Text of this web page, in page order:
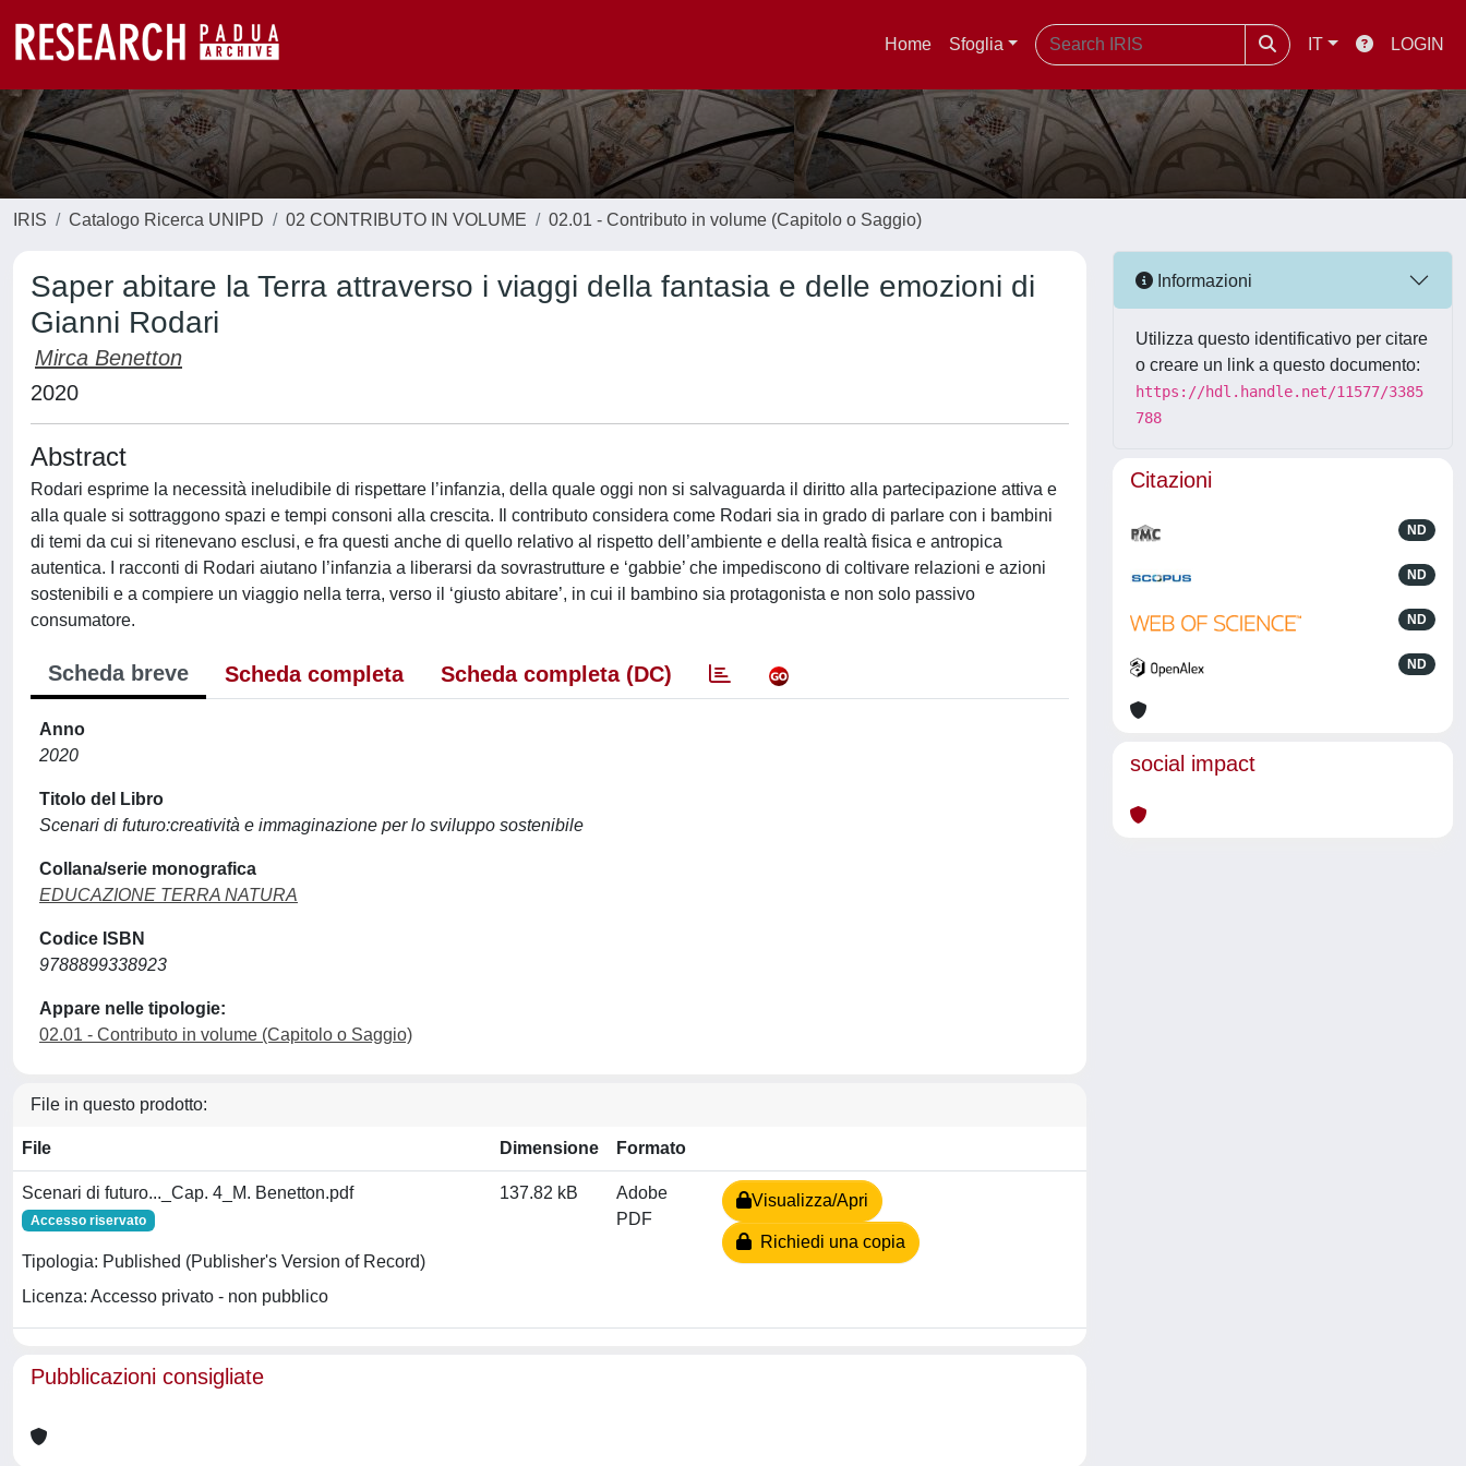
Home Sfoglia IT LOGIN
IRIS Catalogo Ricerca UNIPD 02 CONTRIBUTO IN VOLUME 02.01 - Contributo in volume (Capitolo o Saggio)
Saper abitare la Terra attraverso i viaggi della fantasia e delle emozioni di
Gianni Rodari
Mirca Benetton
2020
Abstract
Rodari esprime la necessità ineludibile di rispettare l’infanzia, della quale oggi non si salvaguarda il diritto alla partecipazione attiva e
alla quale si sottraggono spazi e tempi consoni alla crescita. Il contributo considera come Rodari sia in grado di parlare con i bambini
di temi da cui si ritenevano esclusi, e fra questi anche di quello relativo al rispetto dell’ambiente e della realtà fisica e antropica
autentica. I racconti di Rodari aiutano l’infanzia a liberarsi da sovrastrutture e ‘gabbie’ che impediscono di coltivare relazioni e azioni
sostenibili e a compiere un viaggio nella terra, verso il ‘giusto abitare’, in cui il bambino sia protagonista e non solo passivo
consumatore.
Scheda breve Scheda completa Scheda completa (DC)
Anno
2020
Titolo del Libro
Scenari di futuro:creatività e immaginazione per lo sviluppo sostenibile
Collana/serie monografica
EDUCAZIONE TERRA NATURA
Codice ISBN
9788899338923
Appare nelle tipologie:
02.01 - Contributo in volume (Capitolo o Saggio)
File in questo prodotto:
File Dimensione Formato
Scenari di futuro..._Cap. 4_M. Benetton.pdf
Accesso riservato
Tipologia: Published (Publisher's Version of Record)
Licenza: Accesso privato - non pubblico
137.82 kB
Adobe
PDF
Visualizza/Apri
Richiedi una copia
Pubblicazioni consigliate
Informazioni
Utilizza questo identificativo per citare
o creare un link a questo documento:
https://hdl.handle.net/11577/3385
788
Citazioni
ND
ND
ND
ND
social impact